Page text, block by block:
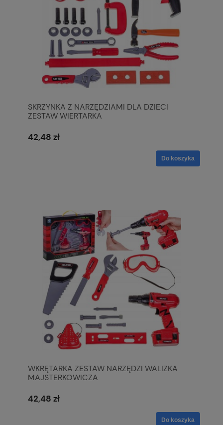
SKRZYNKA Z NARZĘDZIAMI DLA DZIECI
ZESTAW WIERTARKA
42,48 zł
Do koszyka
WKRĘTARKA ZESTAW NARZĘDZI WALIZKA
MAJSTERKOWICZA
42,48 zł
Do koszyka